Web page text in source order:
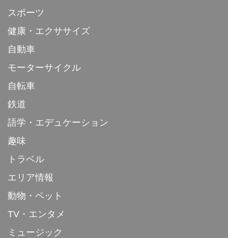
スポーツ
健康・エクササイズ
自動車
モーターサイクル
自転車
鉄道
語学・エデュケーション
趣味
トラベル
エリア情報
動物・ペット
TV・エンタメ
ミュージック